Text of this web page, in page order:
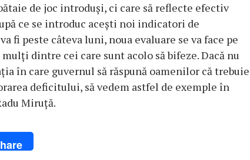
de joc introduşi, ci care să reflecte efectiv
ce se introduc aceşti noi indicatori de
fi peste câteva luni, noua evaluare se va face pe
dintre cei care sunt acolo să bifeze. Dacă nu
în care guvernul să răspună oamenilor că trebuie
deficitului, să vedem astfel de exemple în
Miruţă.